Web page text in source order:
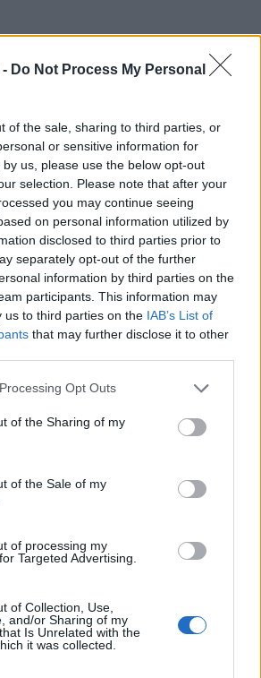
Do Not Process My Personal
of the sale, sharing to third parties, or
or sensitive information for
us, please use the below opt-out
selection. Please note that after your
you may continue seeing
on personal information utilized by
disclosed to third parties prior to
separately opt-out of the further
information by third parties on the
participants. This information may
us to third parties on the IAB’s List of
that may further disclose it to other
website/app uses one or more Google
or usage behaviour. You may click to
to Google and its third-party tags to
specified purposes in below Google
Opt Outs
of the Sharing of my
of the Sale of my
of processing my
Targeted Advertising.
of Collection, Use,
and/or Sharing of my
Is Unrelated with the
it was collected.